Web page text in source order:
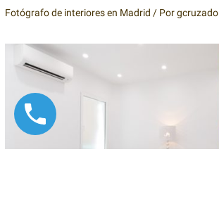
Fotógrafo de interiores en Madrid / Porgcruzado